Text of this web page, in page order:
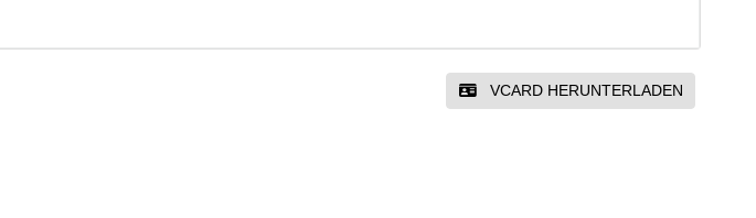
VCARD HERUNTERLADEN